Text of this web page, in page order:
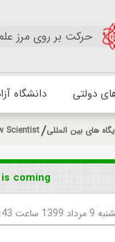
حرکت بر روی مرز
دولتی دانشگاه
های بین المللی Scientist
coming
ساعت 17:43